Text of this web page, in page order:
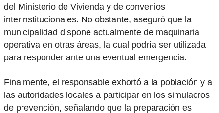
del Ministerio de Vivienda y de convenios
interinstitucionales. No obstante, aseguró que la
municipalidad dispone actualmente de maquinaria
operativa en otras áreas, la cual podría ser utilizada
para responder ante una eventual emergencia.
Finalmente, el responsable exhortó a la población y a
las autoridades locales a participar en los simulacros
de prevención, señalando que la preparación es